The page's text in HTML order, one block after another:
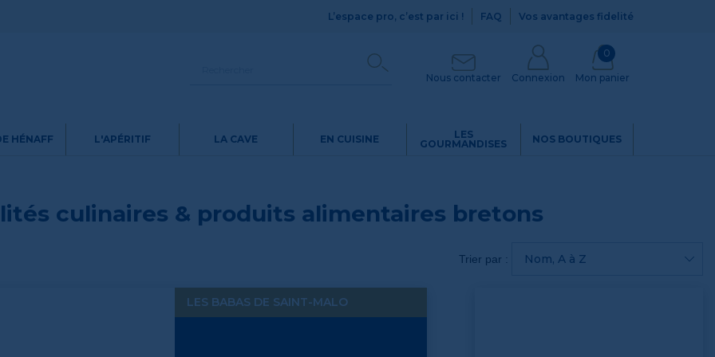
L’espace pro, c’est par ici ! FAQ Vos avantages fidelité
Nous contacter Connexion
0
Mon panier
HÉNAFF L'APÉRITIF LA CAVE EN CUISINE
LES
GOURMANDISES
NOS BOUTIQUES
culinaires & produits alimentaires bretons
Trier par : Nom, A à Z
LES BABAS DE SAINT-MALO